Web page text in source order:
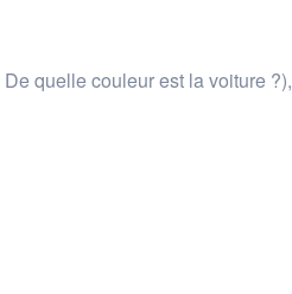
quelle couleur est la voiture ?),